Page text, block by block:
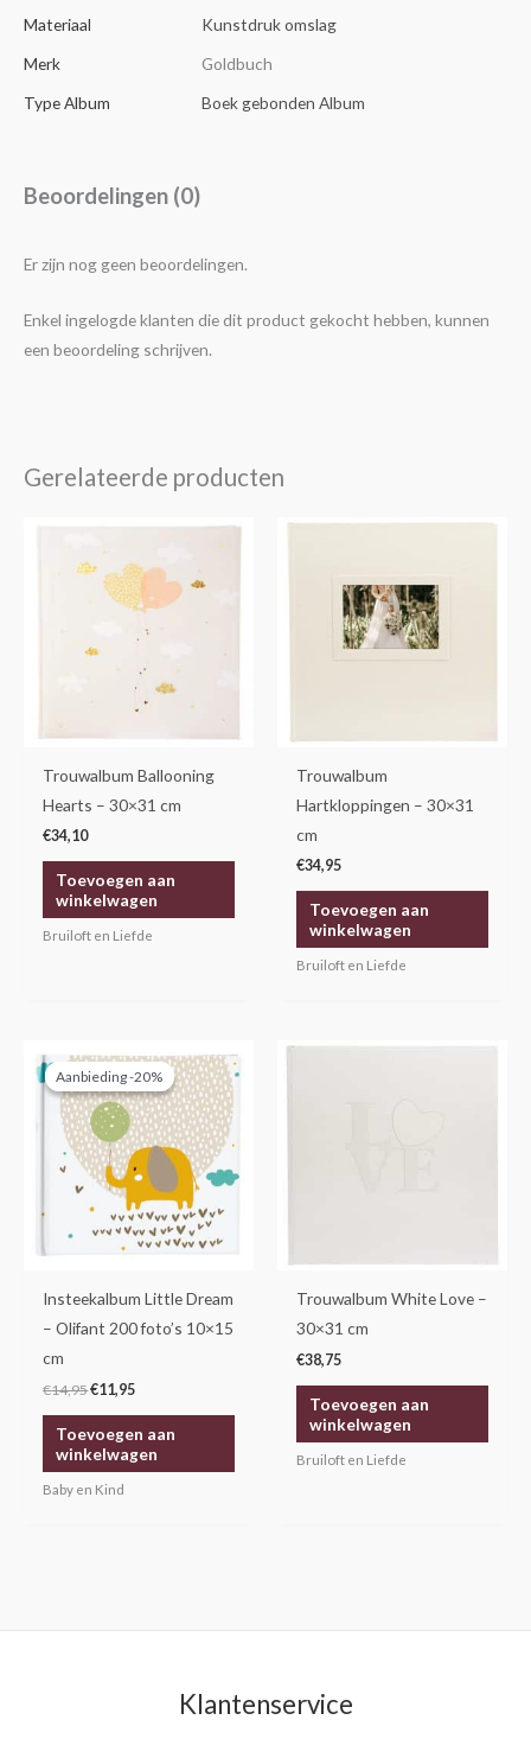
Materiaal
Kunstdruk omslag
Merk
Goldbuch
Type Album
Boek gebonden Album
Beoordelingen (0)
Er zijn nog geen beoordelingen.
Enkel ingelogde klanten die dit product gekocht hebben, kunnen
een beoordeling schrijven.
Gerelateerde producten
Trouwalbum Ballooning
Hearts – 30×31 cm
€34,10
Toevoegen aan
winkelwagen
Bruiloft en Liefde
Trouwalbum
Hartkloppingen – 30×31
cm
€34,95
Toevoegen aan
winkelwagen
Bruiloft en Liefde
Aanbieding -20%
Aanbieding -20%
Insteekalbum Little Dream
– Olifant 200 foto’s 10×15
cm
€14,95
prijs
was:
€14,95.
€11,95
prijs
is:
€11,95.
Toevoegen aan
winkelwagen
Baby en Kind
Trouwalbum White Love –
30×31 cm
€38,75
Toevoegen aan
winkelwagen
Bruiloft en Liefde
Klantenservice